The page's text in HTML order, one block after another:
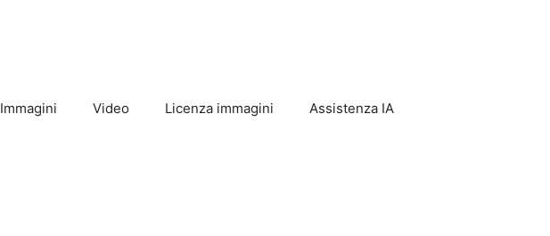
Immagini Video Licenza immagini Assistenza IA